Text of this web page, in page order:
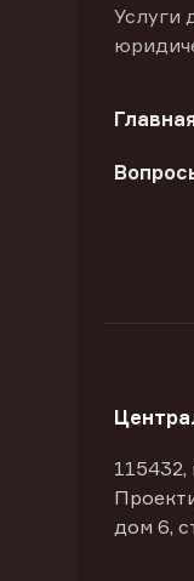
Услуги
115432,
дом 6,